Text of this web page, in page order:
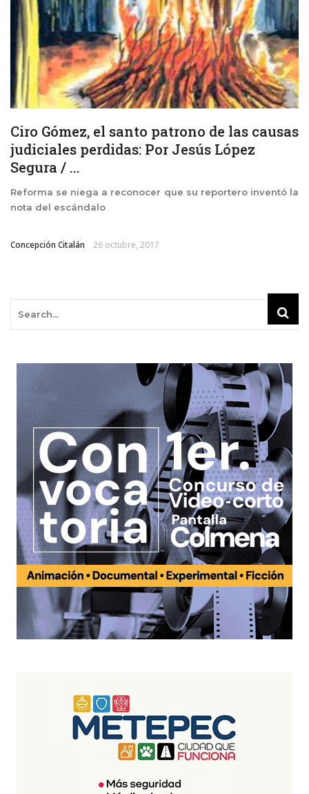
Ciro Gómez, el santo patrono de las causas
judiciales perdidas: Por Jesús López
Segura / ...
Reforma se niega a reconocer que su reportero inventó la
nota del escándalo
Concepción Citalán 26 octubre, 2017